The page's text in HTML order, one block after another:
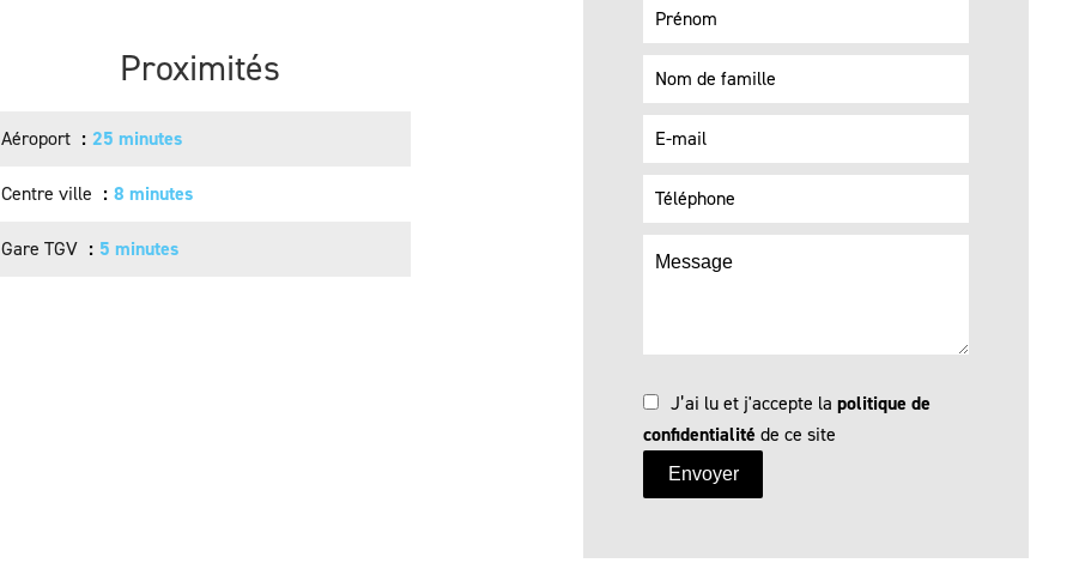
Proximités
Aéroport 25 minutes
Centre ville 8 minutes
Gare TGV 5 minutes
J’ai lu et j'accepte la politique de
confidentialité de ce site
Envoyer